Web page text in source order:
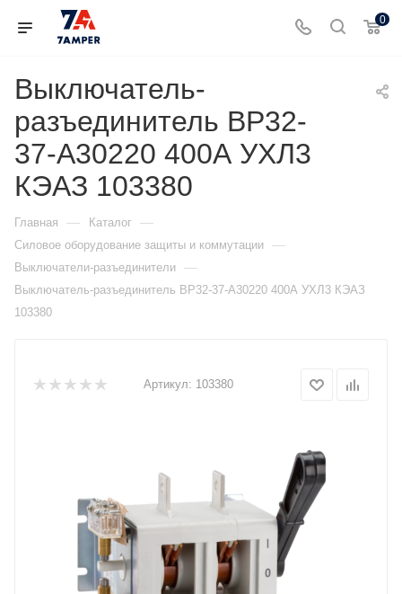
0
Выключатель-
разъединитель ВР32-
37-А30220 400А УХЛ3
КЭАЗ 103380
Главная — Каталог —
Силовое оборудование защиты и коммутации —
Выключатели-разъединители —
Выключатель-разъединитель ВР32-37-А30220 400А УХЛ3 КЭАЗ
103380
Артикул: 103380